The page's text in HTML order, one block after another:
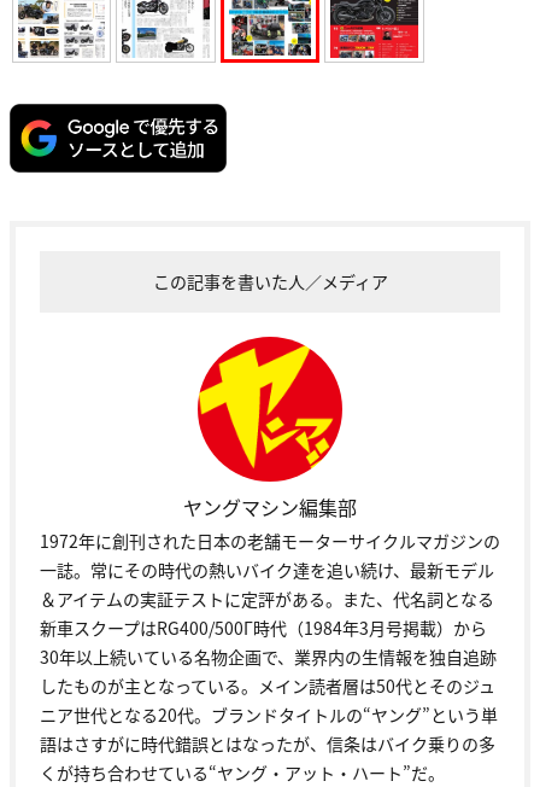
この記事を書いた人／メディア
ヤングマシン編集部
1972年に創刊された日本の老舗モーターサイクルマガジンの
一誌。常にその時代の熱いバイク達を追い続け、最新モデル
＆アイテムの実証テストに定評がある。また、代名詞となる
新車スクープはRG400/500Γ時代（1984年3月号掲載）から
30年以上続いている名物企画で、業界内の生情報を独自追跡
したものが主となっている。メイン読者層は50代とそのジュ
ニア世代となる20代。ブランドタイトルの“ヤング”という単
語はさすがに時代錯誤とはなったが、信条はバイク乗りの多
くが持ち合わせている“ヤング・アット・ハート”だ。